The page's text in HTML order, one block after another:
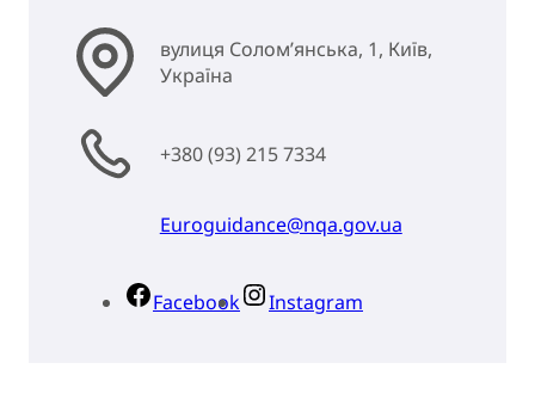
вулиця Солом’янська, 1, Київ,
Україна
+380 (93) 215 7334
Euroguidance@nqa.gov.ua
Facebook Instagram